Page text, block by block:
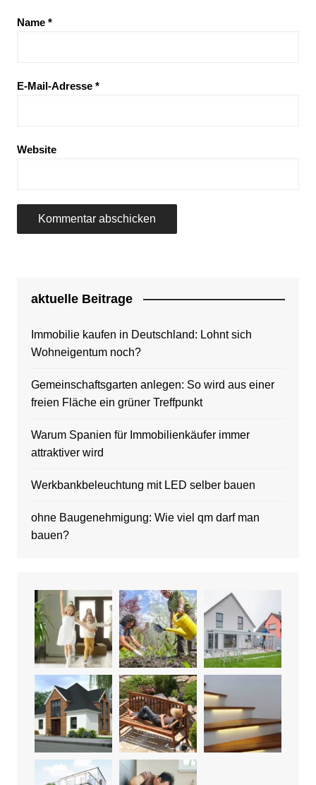
Name *
E-Mail-Adresse *
Website
aktuelle Beitrage
Immobilie kaufen in Deutschland: Lohnt sich
Wohneigentum noch?
Gemeinschaftsgarten anlegen: So wird aus einer
freien Fläche ein grüner Treffpunkt
Warum Spanien für Immobilienkäufer immer
attraktiver wird
Werkbankbeleuchtung mit LED selber bauen
ohne Baugenehmigung: Wie viel qm darf man
bauen?